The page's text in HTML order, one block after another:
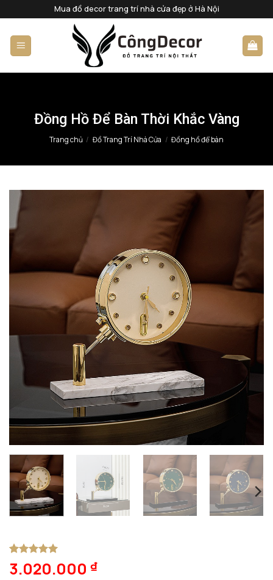
qua
nội
dung
Mua đồ decor trang trí nhà cửa đẹp ở Hà Nội
Đồng Hồ Để Bàn Thời Khắc Vàng
Trang chủ / Đồ Trang Trí Nhà Cửa / Đồng hồ để bàn
5trên 5
dựa trên
1
3.020.000 ₫